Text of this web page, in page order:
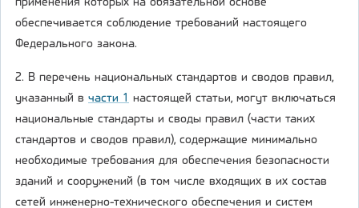
применения которых на обязательной основе
обеспечивается соблюдение требований настоящего
Федерального закона.
2. В перечень национальных стандартов и сводов правил,
указанный в части 1 настоящей статьи, могут включаться
национальные стандарты и своды правил (части таких
стандартов и сводов правил), содержащие минимально
необходимые требования для обеспечения безопасности
зданий и сооружений (в том числе входящих в их состав
сетей инженерно-технического обеспечения и систем